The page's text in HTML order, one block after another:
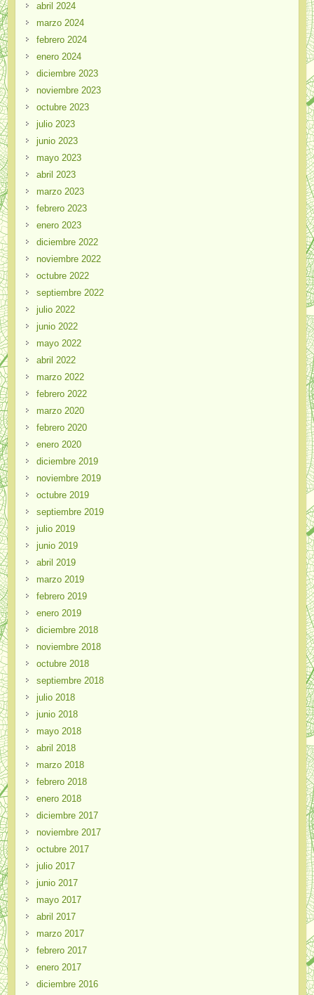
abril 2024
marzo 2024
febrero 2024
enero 2024
diciembre 2023
noviembre 2023
octubre 2023
julio 2023
junio 2023
mayo 2023
abril 2023
marzo 2023
febrero 2023
enero 2023
diciembre 2022
noviembre 2022
octubre 2022
septiembre 2022
julio 2022
junio 2022
mayo 2022
abril 2022
marzo 2022
febrero 2022
marzo 2020
febrero 2020
enero 2020
diciembre 2019
noviembre 2019
octubre 2019
septiembre 2019
julio 2019
junio 2019
abril 2019
marzo 2019
febrero 2019
enero 2019
diciembre 2018
noviembre 2018
octubre 2018
septiembre 2018
julio 2018
junio 2018
mayo 2018
abril 2018
marzo 2018
febrero 2018
enero 2018
diciembre 2017
noviembre 2017
octubre 2017
julio 2017
junio 2017
mayo 2017
abril 2017
marzo 2017
febrero 2017
enero 2017
diciembre 2016